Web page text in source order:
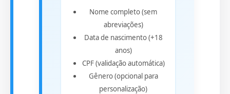
Nome completo (sem
abreviações)
Data de nascimento (+18
anos)
CPF (validação automática)
Gênero (opcional para
personalização)